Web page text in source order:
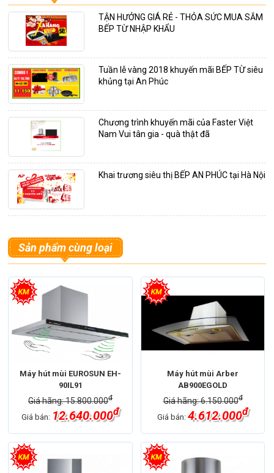
TẬN HƯỞNG GIÁ RẺ - THỎA SỨC MUA SẮM
BẾP TỪ NHẬP KHẨU
Tuần lễ vàng 2018 khuyến mãi BẾP TỪ siêu
khủng tại An Phúc
Chương trình khuyến mãi của Faster Việt
Nam Vui tân gia - quà thật đã
Khai trương siêu thị BẾP AN PHÚC tại Hà Nội
Sản phẩm cùng loại
Máy hút mùi EUROSUN EH-
90IL91
Giá hãng: 15.800.000đ
Giá bán: 12.640.000đ
Máy hút mùi Arber
AB900EGOLD
Giá hãng: 6.150.000đ
Giá bán:4.612.000đ